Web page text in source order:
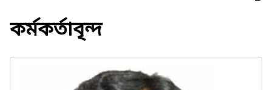
কর্মকর্তাবৃন্দ